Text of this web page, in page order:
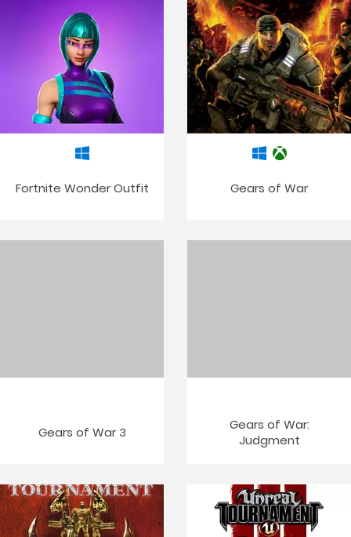
Fortnite Wonder Outfit Gears of War
Gears of War 3
Gears of War:
Judgment